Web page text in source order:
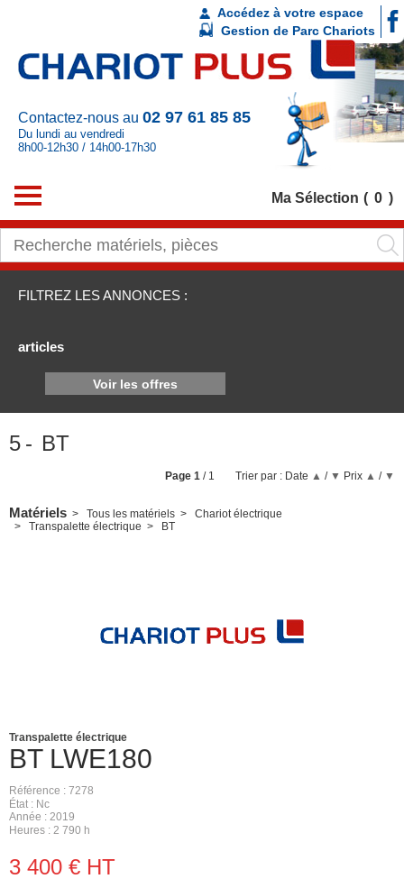
Contactez-nous au 02 97 61 85 85
Du lundi au vendredi
8h00-12h30 / 14h00-17h30
Accédez à votre espace
Gestion de Parc Chariots
Ma Sélection 0
FILTREZ LES ANNONCES :
articles
Voir les offres
Matériels Tous les matériels
Chariot électrique
Transpalette électrique
BT
5 BT
Trier par : Date ▲ / ▼ Prix ▲ / ▼
Page 1 / 1
BT LWE180
Transpalette électrique
Référence
7278
État
Nc
Année
2019
Heures
2 790 h
3 400 € HT